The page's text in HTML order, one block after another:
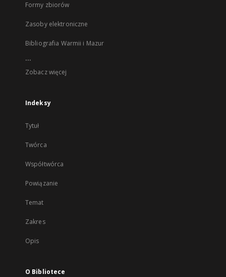
Formy zbiorów
Zasoby elektroniczne
Bibliografia Warmii i Mazur
...
Zobacz więcej
Indeksy
Tytuł
Twórca
Współtwórca
Powiązanie
Temat
Zakres
Opis
O Bibliotece